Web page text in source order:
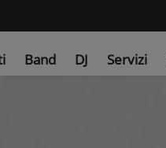
Band DJ Servizi